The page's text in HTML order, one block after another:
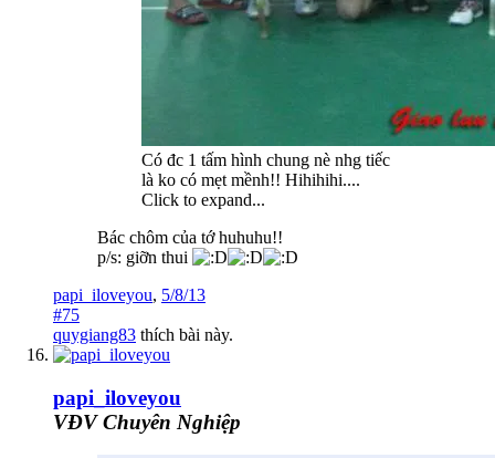
Có đc 1 tấm hình chung nè nhg tiếc
là ko có mẹt mềnh!! Hihihihi....
Click to expand...
Bác chôm của tớ huhuhu!!
p/s: giỡn thui
papi_iloveyou, 5/8/13
#75
quygiang83 thích bài này.
papi_iloveyou
VĐV Chuyên Nghiệp